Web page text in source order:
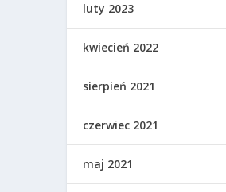
luty 2023
kwiecień 2022
sierpień 2021
czerwiec 2021
maj 2021